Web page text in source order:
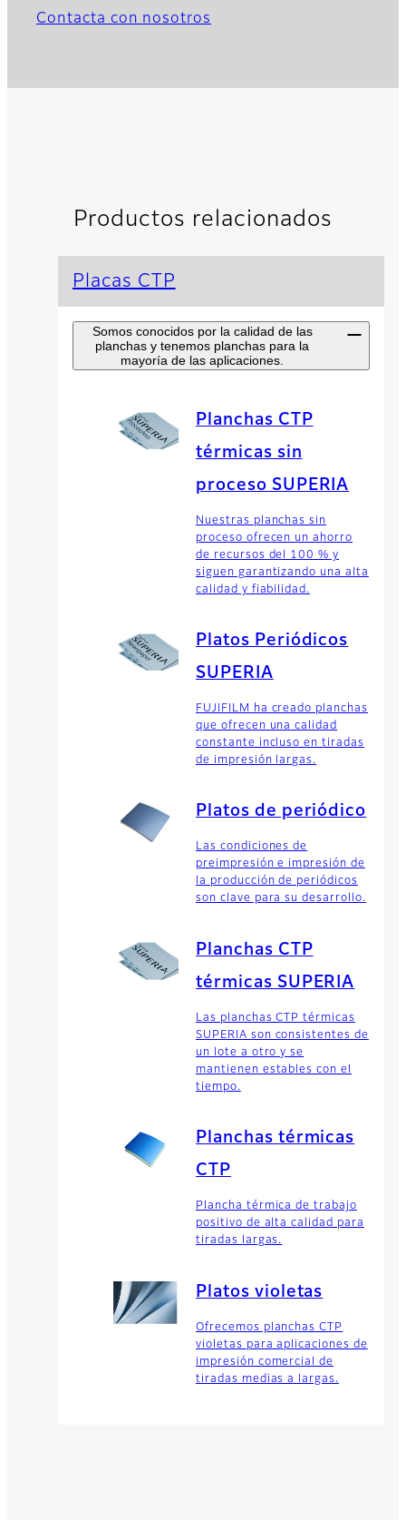
Contacta con nosotros
Productos relacionados
Placas CTP
Somos conocidos por la calidad de las
planchas y tenemos planchas para la
mayoría de las aplicaciones.
Planchas CTP
térmicas sin
proceso SUPERIA
Nuestras planchas sin
proceso ofrecen un ahorro
de recursos del 100 % y
siguen garantizando una alta
calidad y fiabilidad.
Platos Periódicos
SUPERIA
FUJIFILM ha creado planchas
que ofrecen una calidad
constante incluso en tiradas
de impresión largas.
Platos de periódico
Las condiciones de
preimpresión e impresión de
la producción de periódicos
son clave para su desarrollo.
Planchas CTP
térmicas SUPERIA
Las planchas CTP térmicas
SUPERIA son consistentes de
un lote a otro y se
mantienen estables con el
tiempo.
Planchas térmicas
CTP
Plancha térmica de trabajo
positivo de alta calidad para
tiradas largas.
Platos violetas
Ofrecemos planchas CTP
violetas para aplicaciones de
impresión comercial de
tiradas medias a largas.